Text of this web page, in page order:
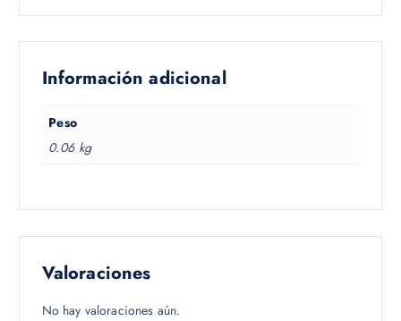
Información adicional
Peso
0.06 kg
Valoraciones
No hay valoraciones aún.